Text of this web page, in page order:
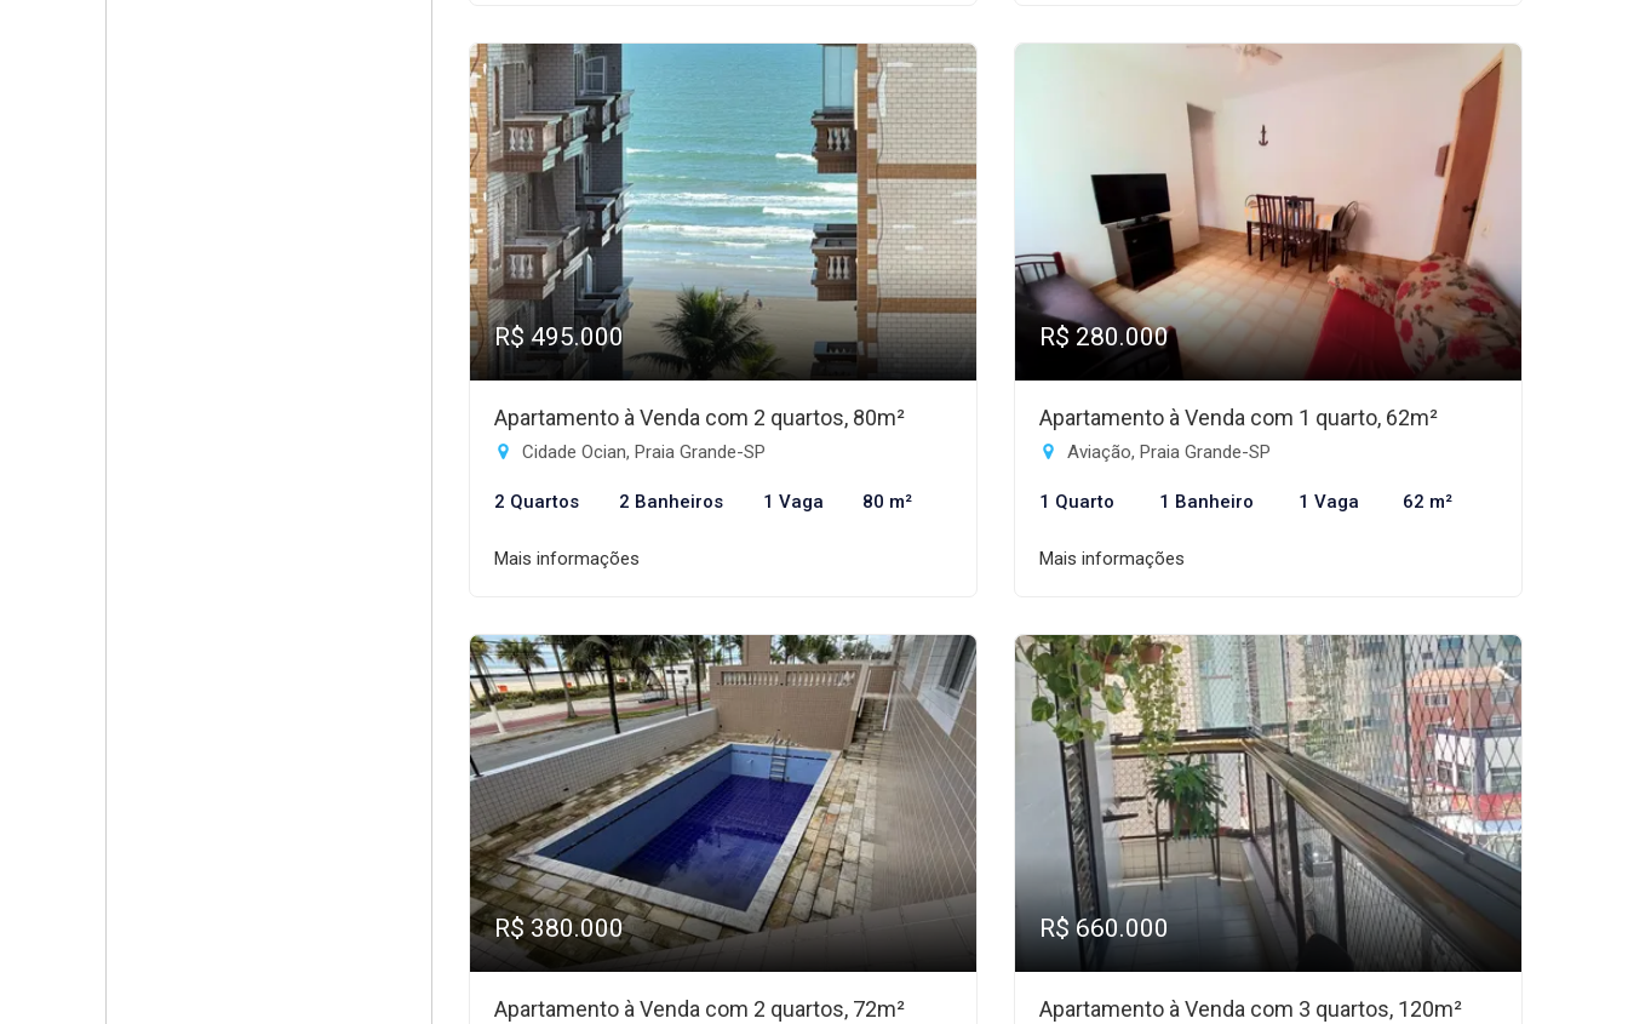
R$ 495.000
Apartamento à Venda com 2 quartos, 80m²
Cidade Ocian, Praia Grande-SP
2 Quartos 2 Banheiros 1 Vaga 80 m²
Mais informações
R$ 280.000
Apartamento à Venda com 1 quarto, 62m²
Aviação, Praia Grande-SP
1 Quarto 1 Banheiro 1 Vaga 62 m²
Mais informações
R$ 380.000
Apartamento à Venda com 2 quartos, 72m²
R$ 660.000
Apartamento à Venda com 3 quartos, 120m²